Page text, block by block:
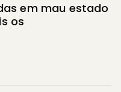
em mau estado
os